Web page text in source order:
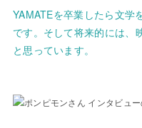
YAMATEを卒業したら文学
です。そして将来的には、
と思っています。